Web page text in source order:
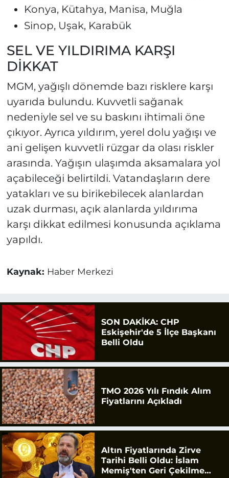
Konya, Kütahya, Manisa, Muğla
Sinop, Uşak, Karabük
SEL VE YILDIRIMA KARŞI
DİKKAT
MGM, yağışlı dönemde bazı risklere karşı
uyarıda bulundu. Kuvvetli sağanak
nedeniyle sel ve su baskını ihtimali öne
çıkıyor. Ayrıca yıldırım, yerel dolu yağışı ve
ani gelişen kuvvetli rüzgar da olası riskler
arasında. Yağışın ulaşımda aksamalara yol
açabileceği belirtildi. Vatandaşların dere
yatakları ve su birikebilecek alanlardan
uzak durması, açık alanlarda yıldırıma
karşı dikkat edilmesi konusunda açıklama
yapıldı.
Kaynak: Haber Merkezi
SON DAKİKA: CHP
Eskişehir'de 5 İlçe Başkanı
Belli Oldu
TMO 2026 Yılı Fındık Alım
Fiyatlarını Açıkladı
Altın Fiyatlarında Zirve
Tarihi Belli Oldu: İslam
Memiş'ten Geri Çekilme